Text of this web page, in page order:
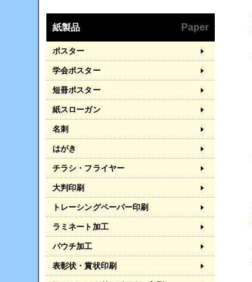
紙製品 Paper
ポスター
学会ポスター
短冊ポスター
紙スローガン
名刺
はがき
チラシ・フライヤー
大判印刷
トレーシングペーパー印刷
ラミネート加工
パウチ加工
表彰状・賞状印刷